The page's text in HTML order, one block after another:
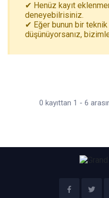
✔ Henüz kayıt
deneyebilrisiniz.
✔ Eğer bunun bir
düşünüyorsanız,
0 kayıttan 1 - 6